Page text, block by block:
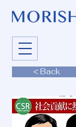
< Back